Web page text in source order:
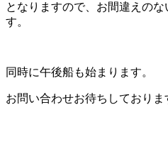
となりますので、お間違えの
す。
同時に午後船も始まります。
お問い合わせお待ちしておりま